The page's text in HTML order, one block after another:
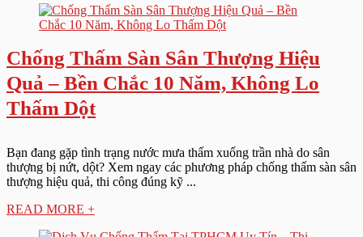
Chống Thấm Sàn Sân Thượng Hiệu
Quả – Bền Chắc 10 Năm, Không Lo
Thấm Dột
Bạn đang gặp tình trạng nước mưa thấm xuống trần nhà do sân
thượng bị nứt, dột? Xem ngay các phương pháp chống thấm sàn sân
thượng hiệu quả, thi công đúng kỹ ...
READ MORE +